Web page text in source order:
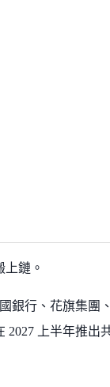
鏈。
銀行、花旗集團
2027 上半年推出